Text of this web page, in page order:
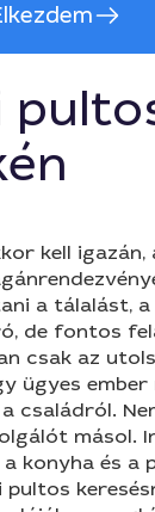
kell
a tálalást,
de fontos
csak az
ügyes
családról.
másol.
konyha és a
pultos